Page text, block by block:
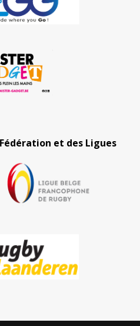
et des Ligues